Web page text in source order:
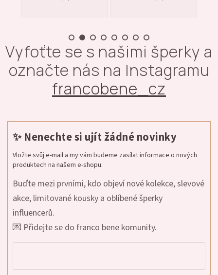
Vyfoťte se s našimi šperky a
označte nás na Instagramu
francobene_cz
✨ Nenechte si ujít žádné novinky
Vložte svůj e-mail a my vám budeme zasílat informace o nových
produktech na našem e-shopu.
Buďte mezi prvními, kdo objeví nové kolekce, slevové
akce, limitované kousky a oblíbené šperky
influencerů.
💌 Přidejte se do franco bene komunity.